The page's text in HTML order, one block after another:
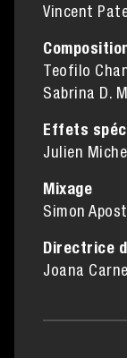
Vincent
Teofilo
Sabrina D.
Effets
Julien
Mixage
Simon
Directrice
Joana